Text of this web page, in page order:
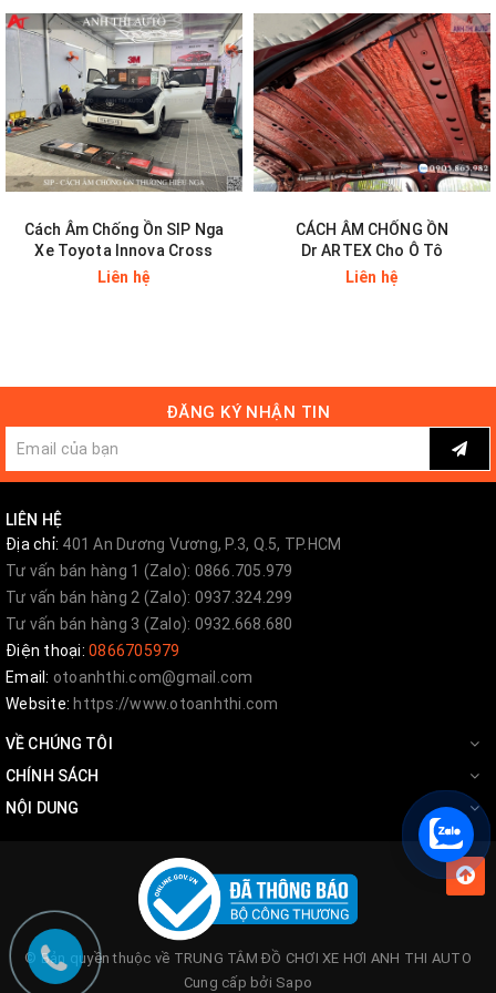
việt, giúp giảm đáng kể tiếng ồn từ bên ngoài và động
cơ xe.
Các nguyên liệu đều được tuyển chọn bởi các
chuyên gia hàng đầu kết hợp với công nghệ tiên tiến
nhất. Và trải qua quá trình kiểm tra chất lượng theo
tiêu chuẩn Châu Âu khắt khe, nhằm đảm bảo đem đến
sản phẩm tốt nhất cho người dùng.
Công dụng từ việc cách âm
+Tận hưởng không gian thư giãn:
yên tĩnh chắc chắn sẽ giúp bạn thoải mái và thư giãn
hơn suốt chặng đường dài. Cải thiện chất lượng âm
thanh giải trí trong xe đáng kể
+Nâng cao an toàn trong quá trình lái xe:
còn bị phân tâm bởi những âm thanh khó chịu từ bên
ngoài, bạn sẽ dễ dàng tập trung lái xe, từ đó an toàn
cũng được đảm bảo.
Chống ăn mòn kim loại:Độ bám dính chặt của vật
liệu làm tăng hiệu quả, giúp tăng tuổi thọ của khung
xe, đồng thời bảo vệ, ngăn chặn bề mặt kim loại khỏi
Cách Âm Chống Ồn SIP Nga
Xe Toyota Innova Cross
Liên hệ
CÁCH ÂM CHỐNG ỒN
Dr ARTEX Cho Ô Tô
Liên hệ
ĐĂNG KÝ NHẬN TIN
LIÊN HỆ
Địa chỉ: 401 An Dương Vương, P.3, Q.5, TP.HCM
Tư vấn bán hàng 1 (Zalo): 0866.705.979
Tư vấn bán hàng 2 (Zalo): 0937.324.299
Tư vấn bán hàng 3 (Zalo): 0932.668.680
Điện thoại: 0866705979
Email: otoanhthi.com@gmail.com
Website: https://www.otoanhthi.com
VỀ CHÚNG TÔI
CHÍNH SÁCH
NỘI DUNG
© Bản quyền thuộc về TRUNG TÂM ĐỒ CHƠI XE HƠI ANH THI AUTO
Cung cấp bởi Sapo